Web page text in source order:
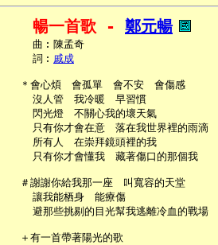
暢一首歌 - 鄭元暢
     曲︰陳孟奇
     詞︰
戚成
   ＊會心煩　會孤單　會不安　會傷感
     沒人管　我冷暖　早習慣
     閃光燈　不關心我的壞天氣
     只有你才會在意　落在我世界裡的雨滴
     所有人　在崇拜鏡頭裡的我
     只有你才會懂我　藏著傷口的那個我
   ＃謝謝你給我那一座　叫寬容的天堂
     讓我能栖身　能療傷
     避那些挑剔的目光幫我逃離冷血的戰場
   ＋有一首帶著陽光的歌